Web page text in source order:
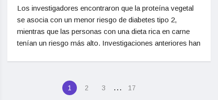
Los investigadores encontraron que la proteína vegetal
se asocia con un menor riesgo de diabetes tipo 2,
mientras que las personas con una dieta rica en carne
tenían un riesgo más alto. Investigaciones anteriores han
1 2 3 … 17